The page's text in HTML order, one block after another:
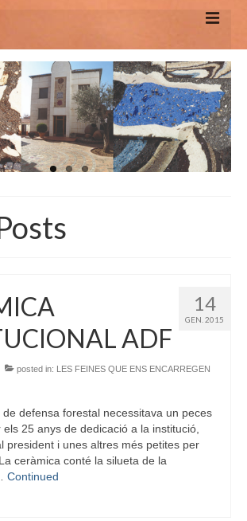
14
GEN. 2015
ADF
posted in: LES FEINES QUE ENS ENCARREGEN
de defensa forestal necessitava un peces
25 anys de dedicació a la institució,
president i unes altres més petites per
ceràmica conté la silueta de la
Continued